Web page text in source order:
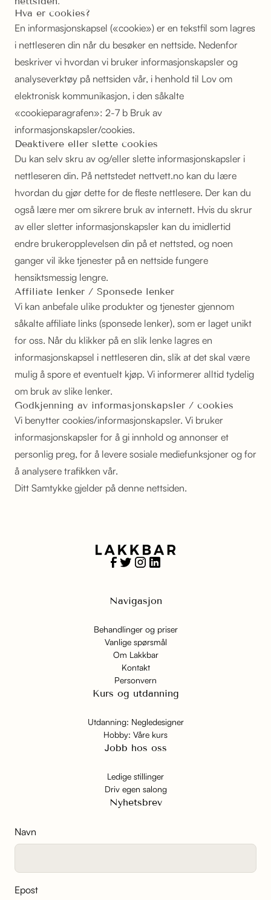
Hva er cookies?
En informasjonskapsel («cookie») er en tekstfil som lagres
i nettleseren din når du besøker en nettside. Nedenfor
beskriver vi hvordan vi bruker informasjonskapsler og
analyseverktøy på nettsiden vår, i henhold til Lov om
elektronisk kommunikasjon, i den såkalte
«cookieparagrafen»: 2-7 b Bruk av
informasjonskapsler/cookies.
Deaktivere eller slette cookies
Du kan selv skru av og/eller slette informasjonskapsler i
nettleseren din. På nettstedet nettvett.no kan du lære
hvordan du gjør dette for de fleste nettlesere. Der kan du
også lære mer om sikrere bruk av internett. Hvis du skrur
av eller sletter informasjonskapsler kan du imidlertid
endre brukeropplevelsen din på et nettsted, og noen
ganger vil ikke tjenester på en nettside fungere
hensiktsmessig lengre.
Affiliate lenker / Sponsede lenker
Vi kan anbefale ulike produkter og tjenester gjennom
såkalte affiliate links (sponsede lenker), som er laget unikt
for oss. Når du klikker på en slik lenke lagres en
informasjonskapsel i nettleseren din, slik at det skal være
mulig å spore et eventuelt kjøp. Vi informerer alltid tydelig
om bruk av slike lenker.
Godkjenning av informasjonskapsler / cookies
Vi benytter cookies/informasjonskapsler. Vi bruker
informasjonskapsler for å gi innhold og annonser et
personlig preg, for å levere sosiale mediefunksjoner og for
å analysere trafikken vår.
Ditt Samtykke gjelder på denne nettsiden.
Navigasjon
Behandlinger og priser
Vanlige spørsmål
Om Lakkbar
Kontakt
Personvern
Kurs og utdanning
Utdanning: Negledesigner
Hobby: Våre kurs
Jobb hos oss
Ledige stillinger
Driv egen salong
Nyhetsbrev
Navn
Epost